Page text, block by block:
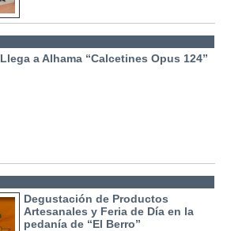
Llega a Alhama “Calcetines Opus 124”
Degustación de Productos
Artesanales y Feria de Día en la
pedanía de “El Berro”